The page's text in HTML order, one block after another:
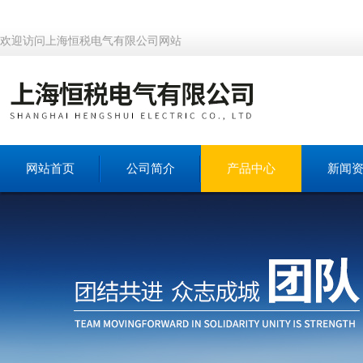
欢迎访问上海恒税电气有限公司网站
网站首页 公司简介 产品中心 新闻